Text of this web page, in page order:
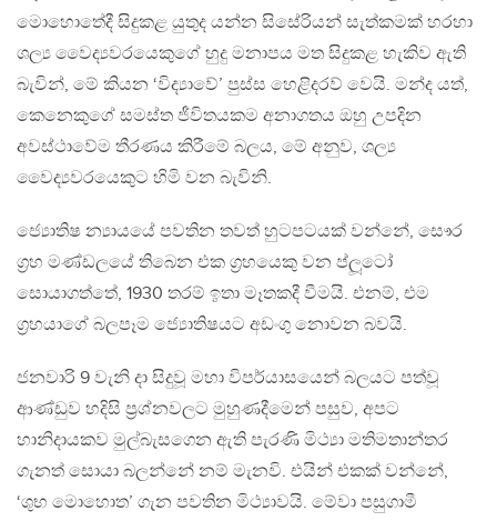
මොහොතේදී සිදුකළ යුතුද යන්න සිසේරියන් සැත්කමක් හරහා
ශල්‍ය වෛද්‍යවරයෙකුගේ හුදු මනාපය මත සිදුකළ හැකිව ඇති
බැවින්, මේ කියන ‘විද්‍යාවේ’ පුස්ස හෙළිදරව් වෙයි. මන්ද යත්,
කෙනෙකුගේ සමස්ත ජීවිතයකම අනාගතය ඔහු උපදින
අවස්ථාවේම තීරණය කිරීමේ බලය, මේ අනුව, ශල්‍ය
වෛද්‍යවරයෙකුට හිමි වන බැවිනි.
ජ්‍යොතිෂ න්‍යායයේ පවතින තවත් හුටපටයක් වන්නේ, සෞර
ග‍්‍රහ මණ්ඩලයේ තිබෙන එක ග‍්‍රහයෙකු වන ප්ලූටෝ
සොයාගත්තේ, 1930 තරම් ඉතා මෑතකදී වීමයි. එනම්, එම
ග‍්‍රහයාගේ බලපෑම ජ්‍යොතිෂයට අඩංගු නොවන බවයි.
ජනවාරි 9 වැනි දා සිදුවූ මහා විපර්යාසයෙන් බලයට පත්වූ
ආණ්ඩුව හදිසි ප‍්‍රශ්නවලට මුහුණදීමෙන් පසුව, අපට
හානිදායකව මුල්බැසගෙන ඇති පැරණි මිථ්‍යා මතිමතාන්තර
ගැනත් සොයා බලන්නේ නම් මැනවි. එයින් එකක් වන්නේ,
‘ශුභ මොහොත’ ගැන පවතින මිථ්‍යාවයි. මේවා පසුගාමී